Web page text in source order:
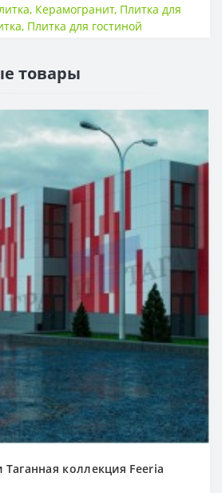
, Керамогранит, Плитка для
, Плитка для гостиной
товары
Таганная коллекция Feeria